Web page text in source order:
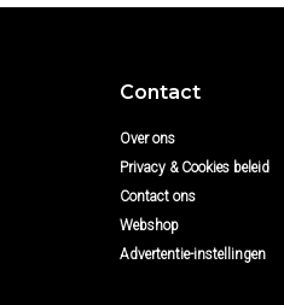
Contact
Over ons
Privacy & Cookies beleid
Contact ons
Webshop
Advertentie-instellingen